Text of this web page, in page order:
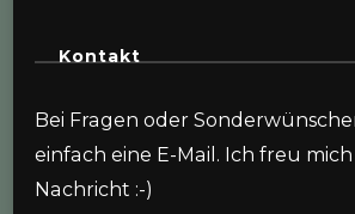
Kontakt
Bei Fragen oder
einfach eine E-Mail. Ich freu
Nachricht :-)